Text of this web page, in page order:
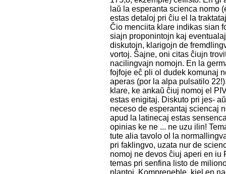
laŭ la esperanta scienca nomo
estas detaloj pri ĉiu el la
Ĉio menciita klare indikas sian
siajn proponintojn kaj
diskutojn, klarigojn de
vortoj. Ŝajne, oni citas ĉiujn
nacilingvajn nomojn. En la
fojfoje eĉ pli ol dudek komunaj
aperas (por la alpa pulsatilo
klare, ke ankaŭ ĉiuj nomoj el
estas enigitaj. Diskuto pri jes-
neceso de esperantaj sciencaj
apud la latinecaj estas
opinias ke ne ... ne uzu ilin!
tute alia tavolo ol la
pri faklingvo, uzata nur de
nomoj ne devos ĉiuj aperi en iu
temas pri senfina listo de